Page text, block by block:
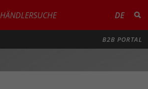
HÄNDLERSUCHE DE
B2B PORTAL